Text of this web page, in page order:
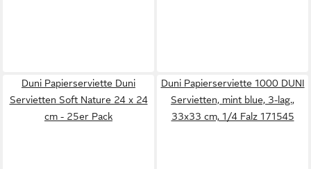
Duni Papierserviette Duni
Servietten Soft Nature 24 x 24
cm - 25er Pack
Duni Papierserviette 1000 DUNI
Servietten, mint blue, 3-lag.,
33x33 cm, 1/4 Falz 171545